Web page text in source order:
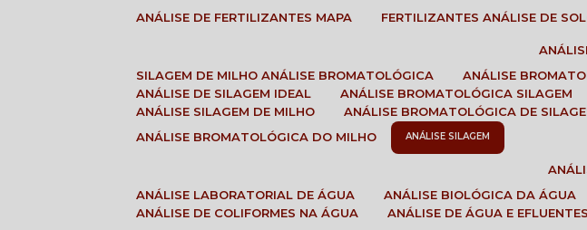
ANÁLISE DE FERTILIZANTES MAPA
FERTILIZANTES ANÁLISE DE
SILAGEM DE MILHO ANÁLISE BROMATOLÓGICA
ANÁLISE
ANÁLISE DE SILAGEM IDEAL
ANÁLISE BROMATOLÓGICA SILAGEM
ANÁLISE SILAGEM DE MILHO
ANÁLISE BROMATOLÓGICA DE
ANÁLISE BROMATOLÓGICA DO MILHO
ANÁLISE SILAGEM
ANÁLISE LABORATORIAL DE ÁGUA
ANÁLISE BIOLÓGICA DA ÁGUA
ANÁLISE DE COLIFORMES NA ÁGUA
ANÁLISE DE ÁGUA E EFLUENTES